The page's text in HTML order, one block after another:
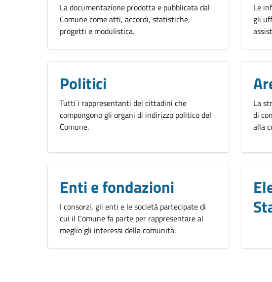
La documentazione prodotta e pubblicata dal
Comune come atti, accordi, statistiche,
progetti e modulistica.
Le
gli
Politici
Tutti i rappresentanti dei cittadini che
compongono gli organi di indirizzo politico del
Comune.
La
di
alla
Enti e fondazioni
I consorzi, gli enti e le società partecipate di
cui il Comune fa parte per rappresentare al
meglio gli interessi della comunità.